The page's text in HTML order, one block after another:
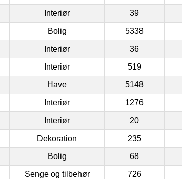
Interiør 39
Bolig 5338
Interiør 36
Interiør 519
Have 5148
Interiør 1276
Interiør 20
Dekoration 235
Bolig 68
Senge og tilbehør 726